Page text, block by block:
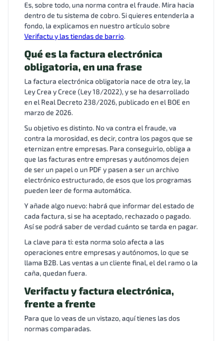
Es, sobre todo, una norma contra el fraude. Mira hacia
dentro de tu sistema de cobro. Si quieres entenderla a
fondo, la explicamos en nuestro artículo sobre
Verifactu y las tiendas de barrio.
Qué es la factura electrónica
obligatoria, en una frase
La factura electrónica obligatoria nace de otra ley, la
Ley Crea y Crece (Ley 18/2022), y se ha desarrollado
en el Real Decreto 238/2026, publicado en el BOE en
marzo de 2026.
Su objetivo es distinto. No va contra el fraude, va
contra la morosidad, es decir, contra los pagos que se
eternizan entre empresas. Para conseguirlo, obliga a
que las facturas entre empresas y autónomos dejen
de ser un papel o un PDF y pasen a ser un archivo
electrónico estructurado, de esos que los programas
pueden leer de forma automática.
Y añade algo nuevo: habrá que informar del estado de
cada factura, si se ha aceptado, rechazado o pagado.
Así se podrá saber de verdad cuánto se tarda en pagar.
La clave para ti: esta norma solo afecta a las
operaciones entre empresas y autónomos, lo que se
llama B2B. Las ventas a un cliente final, el del ramo o la
caña, quedan fuera.
Verifactu y factura electrónica,
frente a frente
Para que lo veas de un vistazo, aquí tienes las dos
normas comparadas.